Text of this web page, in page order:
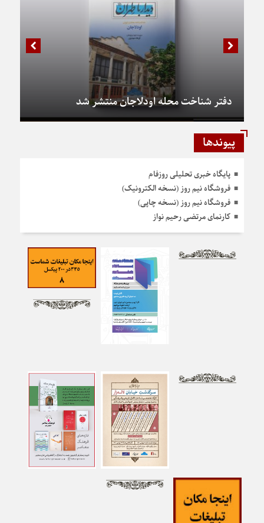
دفتر شناخت محله اودلاجان منتشر شد
پیوندها
پایگاه خبری تحلیلی روزفام
فروشگاه نیم روز (نسخه الکترونیک)
فروشگاه نیم روز (نسخه چاپی)
کارنمای مرتضی رحیم نواز